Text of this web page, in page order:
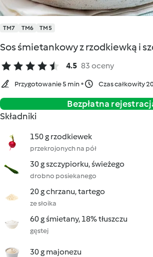
TM7 TM6 TM5
Sos śmietankowy z rzodkiewką i
4.5 83 oceny
Przygotowanie 5 min Czas całkowity
Bezpłatna
Składniki
150 g rzodkiewek
przekrojonych na pół
30 g szczypiorku, świeżego
drobno posiekanego
20 g chrzanu, tartego
ze słoika
60 g śmietany, 18% tłuszczu
gęstej
30 g majonezu